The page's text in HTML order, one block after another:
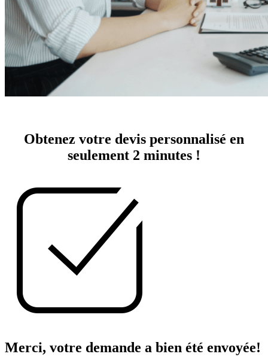
Obtenez votre devis personnalisé en
seulement 2 minutes !
Merci, votre demande a bien été envoyée!